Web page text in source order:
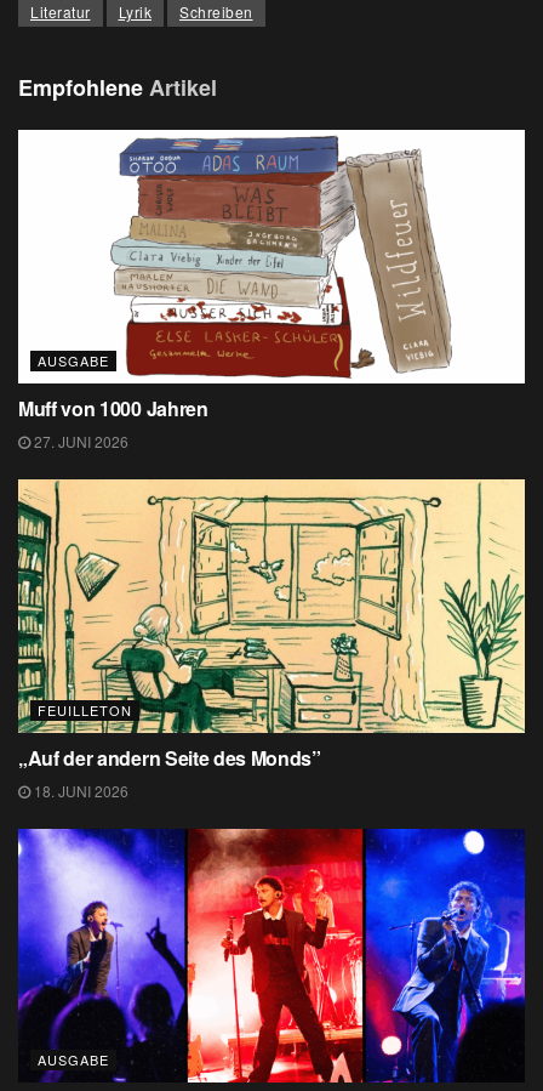
Literatur Lyrik Schreiben
EmpfohleneArtikel
AUSGABE
Muff von 1000 Jahren
27. JUNI 2026
FEUILLETON
„Auf der andern Seite des Monds”
18. JUNI 2026
AUSGABE